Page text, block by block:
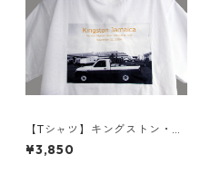
【Tシャツ】キングストン・ノ
ーマン・マンレー国際空港シ
リーズ
¥3,850